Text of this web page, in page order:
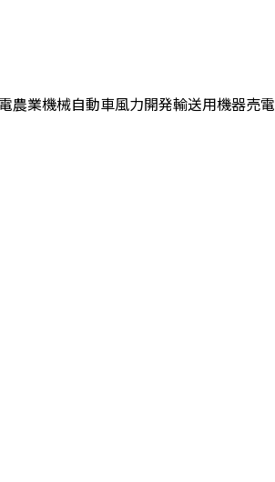
農業機械自動車風力開発輸送用機器売電